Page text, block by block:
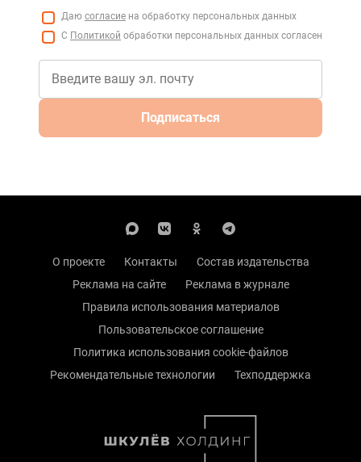
Даю согласие на обработку персональных данных
С Политикой обработки персональных данных согласен
Подписаться
О проекте Контакты
Состав издательства
Реклама на сайте
Реклама в журнале
Правила использования материалов
Пользовательское соглашение
Политика использования cookie-файлов
Рекомендательные технологии
Техподдержка